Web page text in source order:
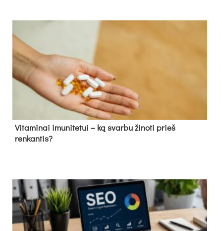
Vitaminai imunitetui – ką svarbu žinoti prieš
renkantis?